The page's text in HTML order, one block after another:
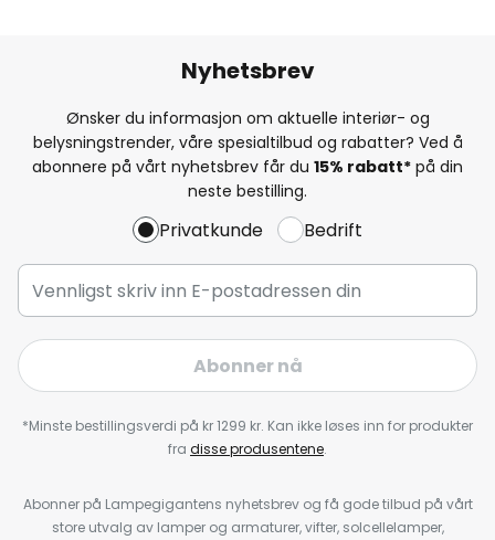
Nyhetsbrev
Ønsker du informasjon om aktuelle interiør- og
belysningstrender, våre spesialtilbud og rabatter? Ved å
abonnere på vårt nyhetsbrev får du 15% rabatt* på din
neste bestilling.
Privatkunde Bedrift
Abonner nå
*Minste bestillingsverdi på kr 1299 kr. Kan ikke løses inn for produkter
fra disse produsentene.
Abonner på Lampegigantens nyhetsbrev og få gode tilbud på vårt
store utvalg av lamper og armaturer, vifter, solcellelamper,